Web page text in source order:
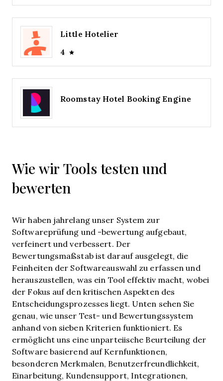
Little Hotelier
4
Roomstay Hotel Booking Engine
Wie wir Tools testen und
bewerten
Wir haben jahrelang unser System zur
Softwareprüfung und -bewertung aufgebaut,
verfeinert und verbessert. Der
Bewertungsmaßstab ist darauf ausgelegt, die
Feinheiten der Softwareauswahl zu erfassen und
herauszustellen, was ein Tool effektiv macht, wobei
der Fokus auf den kritischen Aspekten des
Entscheidungsprozesses liegt. Unten sehen Sie
genau, wie unser Test- und Bewertungssystem
anhand von sieben Kriterien funktioniert. Es
ermöglicht uns eine unparteiische Beurteilung der
Software basierend auf Kernfunktionen,
besonderen Merkmalen, Benutzerfreundlichkeit,
Einarbeitung, Kundensupport, Integrationen,